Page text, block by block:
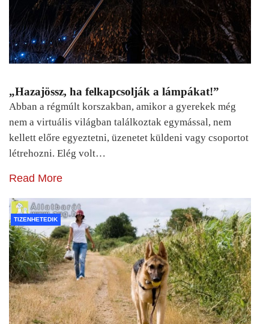
„Hazajössz, ha felkapcsolják a lámpákat!”
Abban a régmúlt korszakban, amikor a gyerekek még
nem a virtuális világban találkoztak egymással, nem
kellett előre egyeztetni, üzenetet küldeni vagy csoportot
létrehozni. Elég volt…
Read More
TIZENHETEDIK